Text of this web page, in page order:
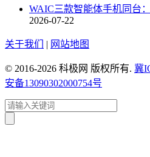
WAIC三款智能体手机同台
2026-07-22
关于我们 | 网站地图
© 2016-2026 科极网 版权所有. 冀
安备13090302000754号